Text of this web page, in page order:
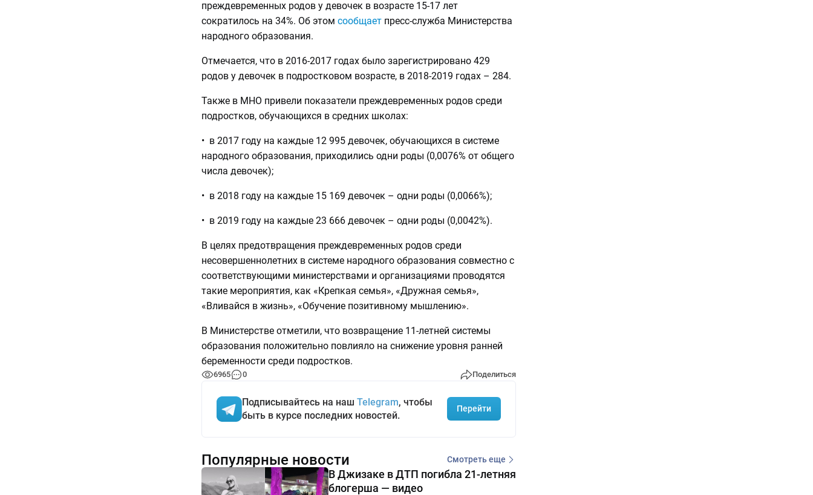
преждевременных родов у девочек в возрасте 15-17 лет
сократилось на 34%. Об этом сообщаетпресс-служба Министерства
народного образования.
Отмечается, что в 2016-2017 годах было зарегистрировано 429
родов у девочек в подростковом возрасте, в 2018-2019 годах – 284.
Также в МНО привели показатели преждевременных родов среди
подростков, обучающихся в средних школах:
• в 2017 году на каждые 12 995 девочек, обучающихся в системе
народного образования, приходились одни роды (0,0076% от общего
числа девочек);
• в 2018 году на каждые 15 169 девочек – одни роды (0,0066%);
• в 2019 году на каждые 23 666 девочек – одни роды (0,0042%).
В целях предотвращения преждевременных родов среди
несовершеннолетних в системе народного образования совместно с
соответствующими министерствами и организациями проводятся
такие мероприятия, как «Крепкая семья», «Дружная семья»,
«Вливайся в жизнь», «Обучение позитивному мышлению».
В Министерстве отметили, что возвращение 11-летней системы
образования положительно повлияло на снижение уровня ранней
беременности среди подростков.
6965 0 Поделиться
Подписывайтесь на наш Telegram, чтобы
быть в курсе последних новостей.
Перейти
Популярные новости Смотреть еще
В Джизаке в ДТП погибла 21-летняя
блогерша — видео